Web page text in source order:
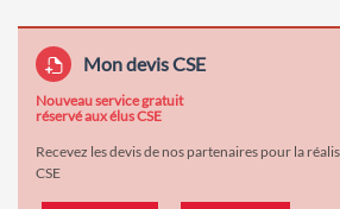
Mon devis CSE
Nouveau service gratuit
réservé aux élus CSE
Recevez les devis de nos partenaires pour la
CSE